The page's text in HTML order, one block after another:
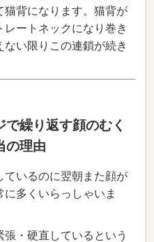
猫背になります。猫背が
ートネックになり巻き
い限りこの連鎖が続き
で繰り返す顔のむく
の理由
ているのに翌朝また顔が
多くいらっしゃいま
・硬直しているという